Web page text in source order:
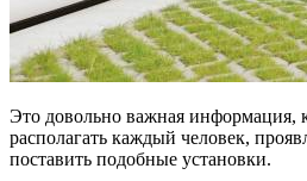
Это довольно важная информация,
располагать каждый человек,
поставить подобные установки.